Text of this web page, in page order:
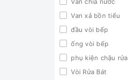
Kohler
Cotto
ToTo
Topy
Bravat
Geler
Van xả bồn tiểu
đầu vòi bếp
ống vòi bếp
phụ kiện chậu rửa
Vòi Rửa Bát